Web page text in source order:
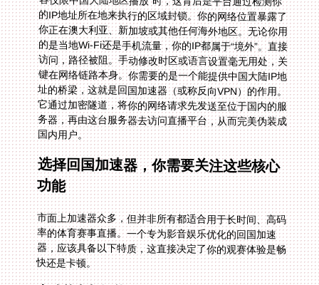
国内用户。
选择回国加速器，你需要关注这些核心
功能
市面上加速器众多，但并非所有都适合用于长时间、高码
率的体育赛事直播。一个专为影音娱乐优化的回国加速
器，应该具备以下特质，这直接决定了你的观赛体验是畅
快还是卡顿。